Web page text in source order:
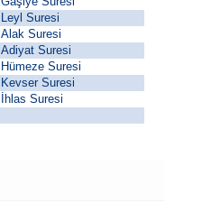
Leyl Suresi
Alak Suresi
Adiyat Suresi
Hümeze Suresi
Kevser Suresi
İhlas Suresi